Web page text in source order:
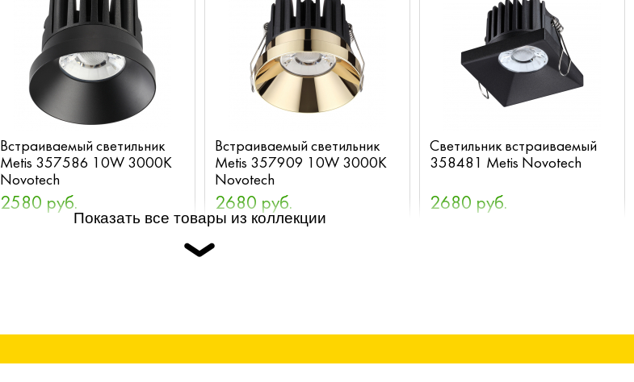
Встраиваемый светильник
Metis 357586 10W 3000K
Novotech
2580 руб.
Встраиваемый светильник
Metis 357909 10W 3000K
Novotech
2680 руб.
Светильник встраиваемый
358481 Metis Novotech
2680 руб.
Показать все товары из коллекции